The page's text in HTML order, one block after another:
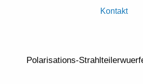
Kontakt
Polarisations-